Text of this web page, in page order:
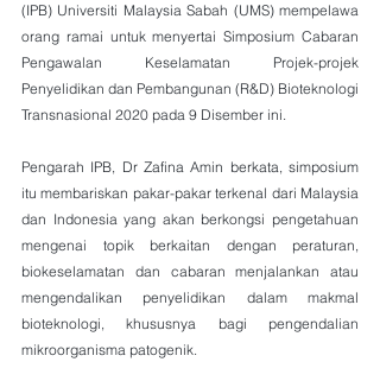
(IPB) Universiti Malaysia Sabah (UMS) mempelawa
orang ramai untuk menyertai Simposium Cabaran
Pengawalan Keselamatan Projek-projek
Penyelidikan dan Pembangunan (R&D) Bioteknologi
Transnasional 2020 pada 9 Disember ini.
Pengarah IPB, Dr Zafina Amin berkata, simposium
itu membariskan pakar-pakar terkenal dari Malaysia
dan Indonesia yang akan berkongsi pengetahuan
mengenai topik berkaitan dengan peraturan,
biokeselamatan dan cabaran menjalankan atau
mengendalikan penyelidikan dalam makmal
bioteknologi, khususnya bagi pengendalian
mikroorganisma patogenik.